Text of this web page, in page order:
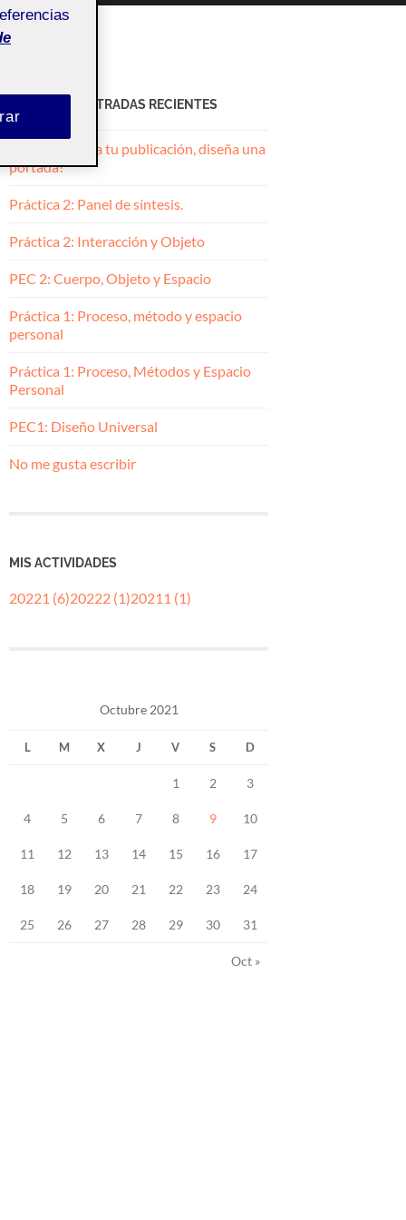
ACTIFOLIO ENTRADAS RECIENTES
3. ¡Ponle cara a tu publicación, diseña una
portada!
Práctica 2: Panel de síntesis.
Práctica 2: Interacción y Objeto
PEC 2: Cuerpo, Objeto y Espacio
Práctica 1: Proceso, método y espacio
personal
Práctica 1: Proceso, Métodos y Espacio
Personal
PEC1: Diseño Universal
No me gusta escribir
MIS ACTIVIDADES
20221 (6)20222 (1)20211 (1)
Octubre 2021
L M X J V S D
1 2 3
4 5 6 7 8 9 10
11 12 13 14 15 16 17
18 19 20 21 22 23 24
25 26 27 28 29 30 31
Oct »